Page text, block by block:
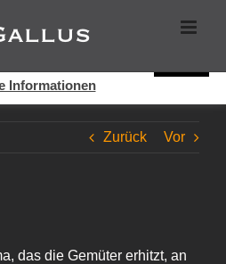
Zurück Vor
das die Gemüter erhitzt, an
Seite bei der Bereitstellung der
dieser Webseite erklären Sie sich
Informationen